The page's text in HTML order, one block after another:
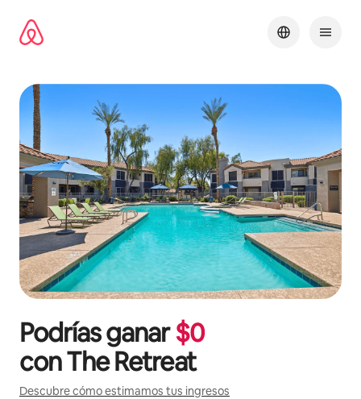
contenido
Podrías ganar$0
conThe Retreat
Descubre cómo estimamos tus ingresos